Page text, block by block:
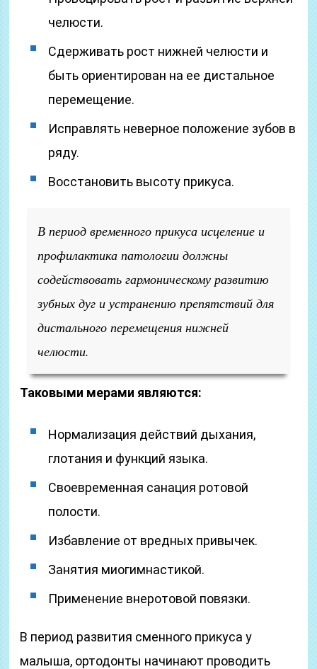
челюсти.
Сдерживать рост нижней челюсти и
быть ориентирован на ее дистальное
перемещение.
Исправлять неверное положение зубов в
ряду.
Восстановить высоту прикуса.
В период временного прикуса исцеление и
профилактика патологии должны
содействовать гармоническому развитию
зубных дуг и устранению препятствий для
дистального перемещения нижней
челюсти.
Таковыми мерами являются:
Нормализация действий дыхания,
глотания и функций языка.
Своевременная санация ротовой
полости.
Избавление от вредных привычек.
Занятия миогимнастикой.
Применение внеротовой повязки.
В период развития сменного прикуса у
малыша, ортодонты начинают проводить